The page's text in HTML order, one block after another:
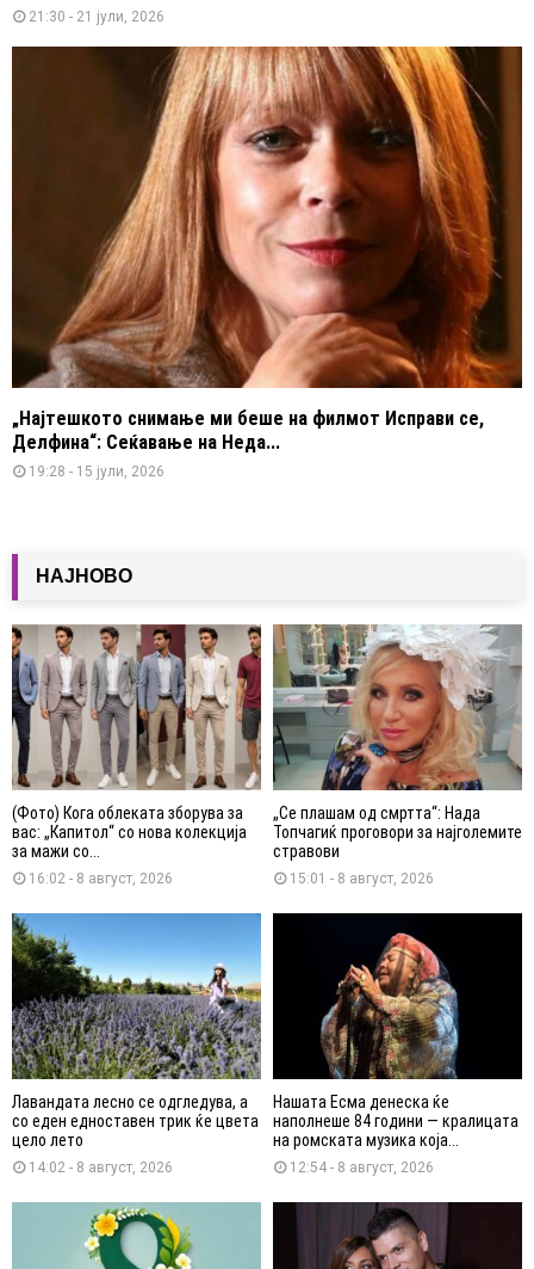
21:30 - 21 јули, 2026
„Најтешкото снимање ми беше на филмот Исправи се,
Делфина“: Сеќавање на Неда...
19:28 - 15 јули, 2026
НАЈНОВО
(Фото) Кога облеката зборува за
вас: „Капитол“ со нова колекција
за мажи со...
16:02 - 8 август, 2026
„Се плашам од смртта“: Нада
Топчагиќ проговори за најголемите
стравови
15:01 - 8 август, 2026
Лавандата лесно се одгледува, а
со еден едноставен трик ќе цвета
цело лето
14:02 - 8 август, 2026
Нашата Есма денеска ќе
наполнеше 84 години — кралицата
на ромската музика која...
12:54 - 8 август, 2026